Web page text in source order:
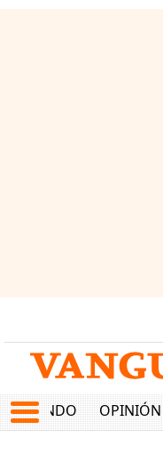
MUNDO OPINIÓN